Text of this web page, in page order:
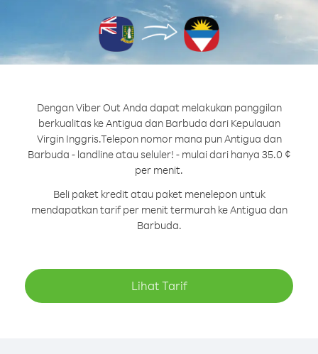
Dengan Viber Out Anda dapat melakukan panggilan
berkualitas ke Antigua dan Barbuda dari Kepulauan
Virgin Inggris.Telepon nomor mana pun Antigua dan
Barbuda - landline atau seluler! - mulai dari hanya 35.0 ¢
per menit.
Beli paket kredit atau paket menelepon untuk
mendapatkan tarif per menit termurah ke Antigua dan
Barbuda.
Lihat Tarif